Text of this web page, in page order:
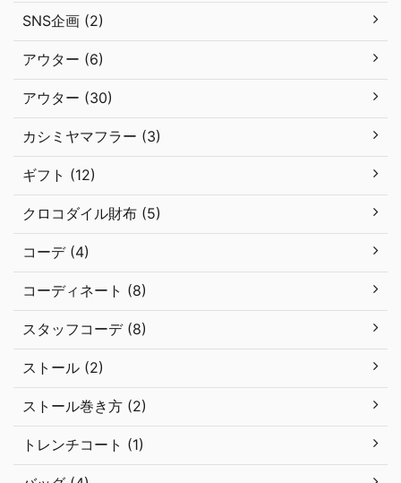
SNS企画 (2)
アウター (6)
アウター (30)
カシミヤマフラー (3)
ギフト (12)
クロコダイル財布 (5)
コーデ (4)
コーディネート (8)
スタッフコーデ (8)
ストール (2)
ストール巻き方 (2)
トレンチコート (1)